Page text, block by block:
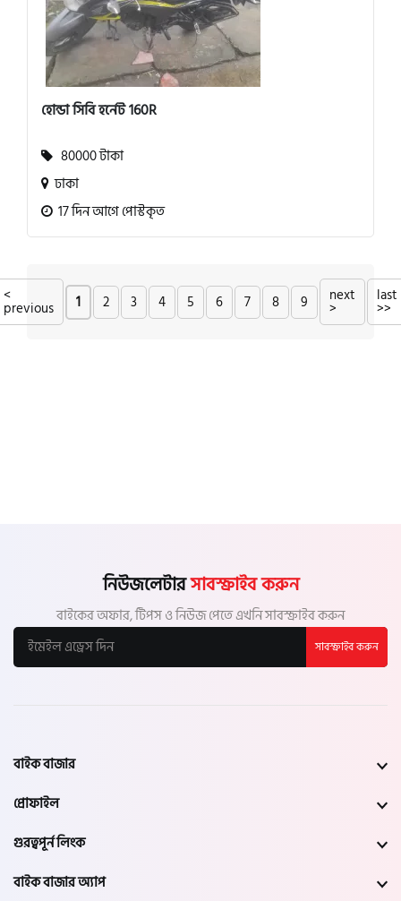
হোন্ডা সিবি হর্নেট 160R
80000 টাকা
ঢাকা
17 দিন আগে পোস্টকৃত
<
previous 1 2 3 4 5 6 7 8 9 next
>
last
>>
নিউজলেটারসাবস্ক্রাইব করুন
বাইকের অফার, টিপস ও নিউজ পেতে এখনি সাবস্ক্রাইব করুন
সাবস্ক্রাইব করুন
বাইক বাজার
প্রোফাইল
গুরত্বপূর্ন লিংক
বাইক বাজার অ্যাপ